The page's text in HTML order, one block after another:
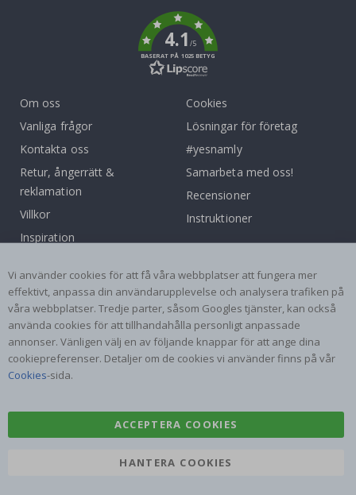
4.1/5
BASERAT PÅ 1025 BETYG
Om oss
Vanliga frågor
Kontakta oss
Retur, ångerrätt &
reklamation
Villkor
Inspiration
Cookies
Lösningar för företag
#yesnamly
Samarbeta med oss!
Recensioner
Instruktioner
Populära Kategorier
Namnlappar
Väggdekor
Kakeldekor
Posters
Klistermärken
Dekorplast
Vi använder cookies för att få våra webbplatser att fungera mer
effektivt, anpassa din användarupplevelse och analysera trafiken på
våra webbplatser. Tredje parter, såsom Googles tjänster, kan också
använda cookies för att tillhandahålla personligt anpassade
annonser. Vänligen välj en av följande knappar för att ange dina
cookiepreferenser. Detaljer om de cookies vi använder finns på vår
Cookies-sida.
ACCEPTERA COOKIES
HANTERA COOKIES